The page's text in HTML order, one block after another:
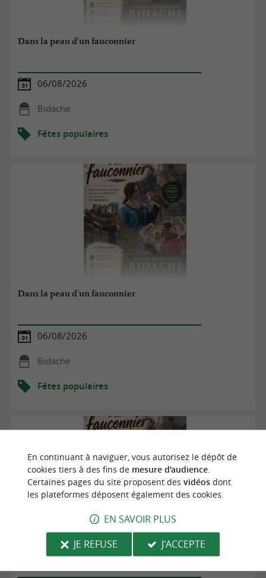
Dans la peau d'un fauconnier
06/08/2026
Bidache
Fêtes populaires
Dans la peau d'un fauconnier
06/08/2026
Bidache
Fêtes populaires
Dans la peau d'un fauconnier
En continuant à naviguer, vous autorisez le dépôt de
cookies tiers à des fins de mesure d'audience.
Certaines pages du site proposent des vidéosdont
les plateformes déposent également des cookies.
EN SAVOIR PLUS
JE REFUSE
J'ACCEPTE